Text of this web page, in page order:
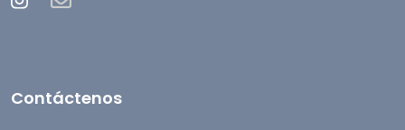
Contáctenos